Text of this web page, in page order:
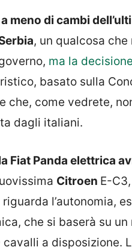
meno di cambi
, un qualcosa
ma la
basato sulla
che, come vedrete,
dagli italiani.
Fiat Panda elettrica
Citroen E-
l’autonomia,
che si baserà su un
cavalli a disposizione.